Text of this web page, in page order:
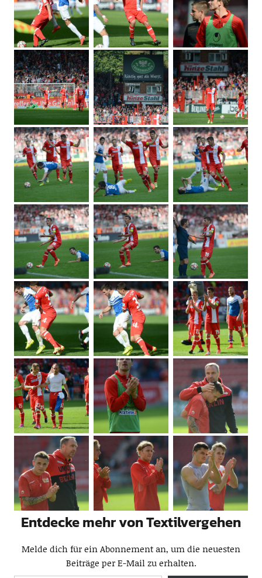
Entdecke mehr von Textilvergehen
Melde dich für ein Abonnement an, um die neuesten
Beiträge per E-Mail zu erhalten.